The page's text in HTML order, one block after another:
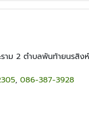
ม 2 ตำบลพันท้ายนรสิง
, 086-387-3928